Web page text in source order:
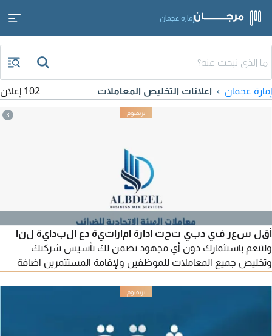
إمارة عجمان
إمارة عجمان اعلانات التخليص المعاملات 102 إعلان
3
أقل سعر في دبي تحت ادارة اماراتية دع البداية لنا
ولتنعم باستثمارك دون أي مجهود نضمن لك تأسيس شركتك
وتخليص جميع المعاملات للموظفين ولإقامة المستثمرين اضافة
هي غايتنا ونحرص الأتكون كلمة الانتظار ضمن قواميسنا شركتنا